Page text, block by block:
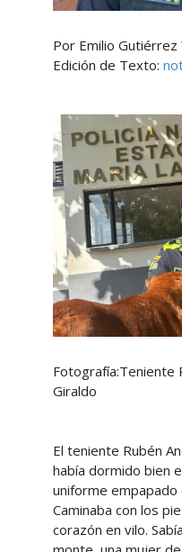
Por Emilio
Edición de Texto:
Fotografía:Teniente
Giraldo
El teniente Rubén
había dormido bien
uniforme
Caminaba con los
corazón en vilo.